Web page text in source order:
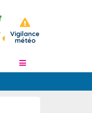
Vigilance
météo